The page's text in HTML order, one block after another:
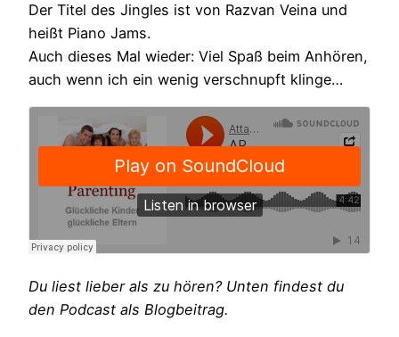
Der Titel des Jingles ist von Razvan Veina und
heißt Piano Jams.
Auch dieses Mal wieder: Viel Spaß beim Anhören,
auch wenn ich ein wenig verschnupft klinge…
Du liest lieber als zu hören? Unten findest du
den Podcast als Blogbeitrag.